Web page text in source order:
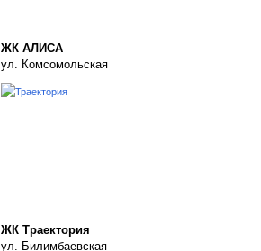
ЖК АЛИСА
ул. Комсомольская
ЖК Траектория
ул. Билимбаевская